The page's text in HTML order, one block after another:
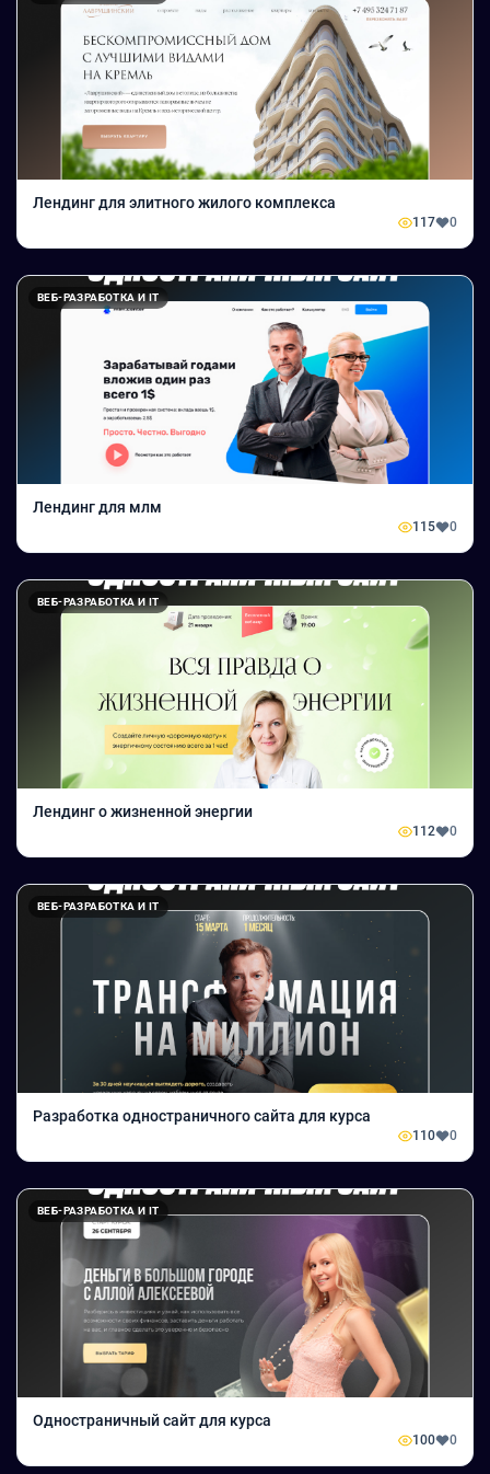
Лендинг для элитного жилого комплекса
117 0
ВЕБ-РАЗРАБОТКА И IT
Лендинг для млм
115 0
ВЕБ-РАЗРАБОТКА И IT
Лендинг о жизненной энергии
112 0
ВЕБ-РАЗРАБОТКА И IT
Разработка одностраничного сайта для курса
110 0
ВЕБ-РАЗРАБОТКА И IT
Одностраничный сайт для курса
100 0